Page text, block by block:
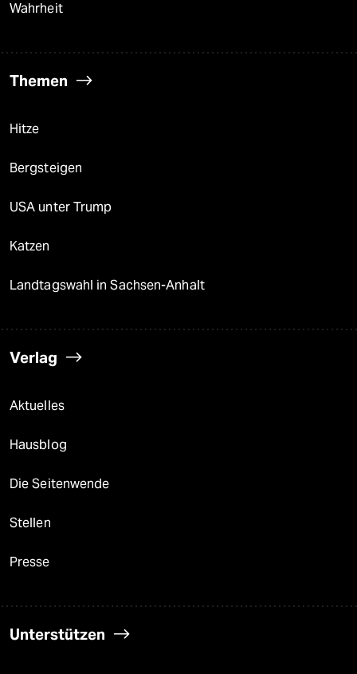
Wahrheit
Themen
Hitze
Bergsteigen
USA unter Trump
Katzen
Landtagswahl in Sachsen-Anhalt
Verlag
Aktuelles
Hausblog
Die Seitenwende
Stellen
Presse
Unterstützen